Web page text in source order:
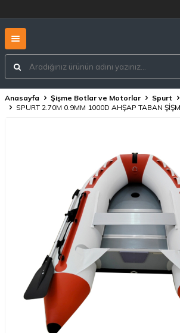
Anasayfa Şişme Botlar ve Motorlar Spurt
SPURT 2.70M 0.9MM 1000D AHŞAP TABAN